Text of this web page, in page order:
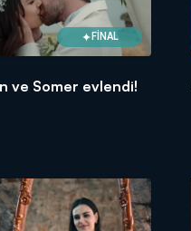
FİNAL
ve Somer evlendi!